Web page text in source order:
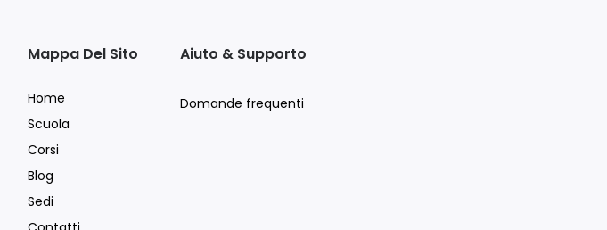
Mappa Del Sito
Home
Scuola
Corsi
Blog
Sedi
Aiuto & Supporto
Domande frequenti